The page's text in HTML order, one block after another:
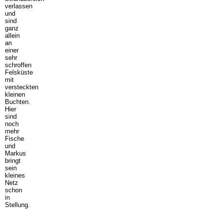
verlassen
und
sind
ganz
allein
an
einer
sehr
schroffen
Felsküste
mit
versteckten
kleinen
Buchten.
Hier
sind
noch
mehr
Fische
und
Markus
bringt
sein
kleines
Netz
schon
in
Stellung.